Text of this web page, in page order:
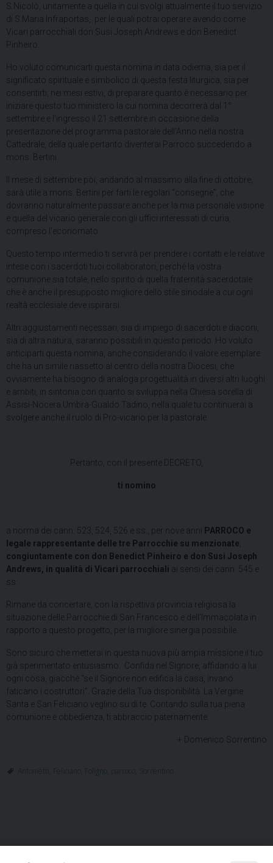
S.Nicolò, unitamente a quella in cui svolgi attualmente il tuo servizio
di S.Maria Infraportas, per le quali potrai operare avendo come
Vicari parrocchiali don Susi Joseph Andrews e don Benedict
Pinheiro.
Ho voluto comunicarti questa nomina in data odierna, sia per il
significato spirituale e simbolico di questa festa liturgica, sia per
consentirti, nei mesi estivi, di preparare quanto è necessario per
iniziare questo tuo ministero la cui nomina decorrerà dal 1°
settembre e l’ingresso il 21 settembre in occasione della
presentazione del programma pastorale dell’Anno nella nostra
Cattedrale, della quale pertanto diventerai Parroco succedendo a
mons. Bertini.
Il mese di settembre poi, andando al massimo alla fine di ottobre,
sarà utile a mons. Bertini per farti le regolari “consegne”, che
dovranno naturalmente passare anche per la mia personale visione
e quella del vicario generale con gli uffici interessati di curia,
compreso l’economato.
Questo tempo intermedio ti servirà per prendere i contatti e le relative
intese con i sacerdoti tuoi collaboratori, perché la vostra
comunione sia totale, nello spirito di quella fraternità sacerdotale
che è anche il presupposto migliore dello stile sinodale a cui ogni
realtà ecclesiale deve ispirarsi.
Altri aggiustamenti necessari, sia di impiego di sacerdoti e diaconi,
sia di altra natura, saranno possibili in questo periodo. Ho voluto
anticiparti questa nomina, anche considerando il valore esemplare
che ha un simile riassetto al centro della nostra Diocesi, che
ovviamente ha bisogno di analoga progettualità in diversi altri luoghi
e ambiti, in sintonia con quanto si sviluppa nella Chiesa sorella di
Assisi-Nocera Umbra-Gualdo Tadino, nella quale tu continuerai a
svolgere anche il ruolo di Pro-vicario per la pastorale.
Pertanto, con il presente DECRETO,
ti nomino
a norma dei cann. 523, 524, 526 e ss., per nove anni PARROCO e
legale rappresentante delle tre Parrocchie su menzionate
congiuntamente con don Benedict Pinheiro e don Susi Joseph
Andrews, in qualità di Vicari parrocchiali ai sensi dei cann. 545 e
ss.
Rimane da concertare, con la rispettiva provincia religiosa la
situazione delle Parrocchie di San Francesco e dell’Immacolata in
rapporto a questo progetto, per la migliore sinergia possibile.
Sono sicuro che metterai in questa nuova più ampia missione il tuo
già sperimentato entusiasmo. Confida nel Signore, affidando a lui
ogni cosa, giacché “se il Signore non edifica la casa, invano
faticano i costruttori”. Grazie della Tua disponibilità. La Vergine
Santa e San Feliciano veglino su di te. Contando sulla tua piena
comunione e obbedienza, ti abbraccio paternamente.
+ Domenico Sorrentino
Antonietti Feliciano Foligno parroco Sorrentino